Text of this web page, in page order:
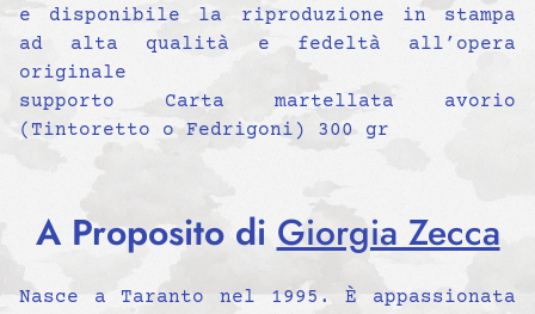
e disponibile la riproduzione in stampa
ad alta qualità e fedeltà all’opera
originale
supporto Carta martellata avorio
(Tintoretto o Fedrigoni) 300 gr
A Proposito di Giorgia Zecca
Nasce a Taranto nel 1995. È appassionata